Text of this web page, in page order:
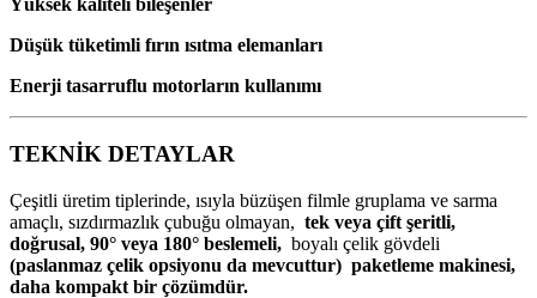
Yüksek kaliteli bileşenler
Düşük tüketimli fırın ısıtma elemanları
Enerji tasarruflu motorların kullanımı
TEKNİK DETAYLAR
Çeşitli üretim tiplerinde, ısıyla büzüşen filmle gruplama ve sarma
amaçlı, sızdırmazlık çubuğu olmayan, tek veya çift şeritli,
doğrusal, 90° veya 180° beslemeli, boyalı çelik gövdeli
(paslanmaz çelik opsiyonu da mevcuttur) paketleme makinesi,
daha kompakt bir çözümdür.